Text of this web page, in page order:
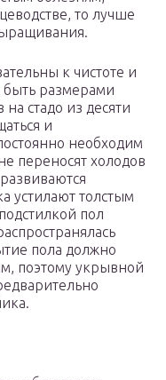
то лучше
к чистоте и
быть размерами
стадо из десяти
и
необходим
переносят холодов
устилают толстым
пол
пола должно
поэтому укрывной